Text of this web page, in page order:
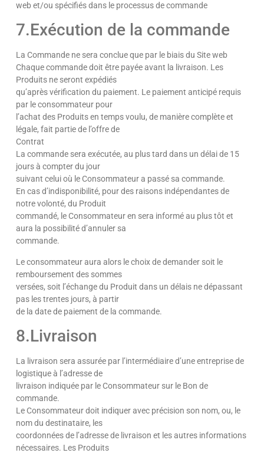
web et/ou spécifiés dans le processus de commande
7.Exécution de la commande
La Commande ne sera conclue que par le biais du Site web
Chaque commande doit être payée avant la livraison. Les
Produits ne seront expédiés
qu’après vérification du paiement. Le paiement anticipé requis
par le consommateur pour
l’achat des Produits en temps voulu, de manière complète et
légale, fait partie de l’offre de
Contrat
La commande sera exécutée, au plus tard dans un délai de 15
jours à compter du jour
suivant celui où le Consommateur a passé sa commande.
En cas d’indisponibilité, pour des raisons indépendantes de
notre volonté, du Produit
commandé, le Consommateur en sera informé au plus tôt et
aura la possibilité d’annuler sa
commande.
Le consommateur aura alors le choix de demander soit le
remboursement des sommes
versées, soit l’échange du Produit dans un délais ne dépassant
pas les trentes jours, à partir
de la date de paiement de la commande.
8.Livraison
La livraison sera assurée par l’intermédiaire d’une entreprise de
logistique à l’adresse de
livraison indiquée par le Consommateur sur le Bon de
commande.
Le Consommateur doit indiquer avec précision son nom, ou, le
nom du destinataire, les
coordonnées de l’adresse de livraison et les autres informations
nécessaires. Les Produits